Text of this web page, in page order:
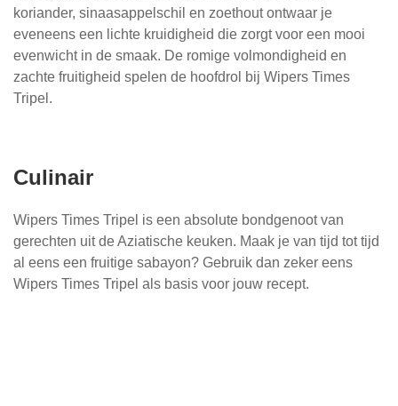
koriander, sinaasappelschil en zoethout ontwaar je
eveneens een lichte kruidigheid die zorgt voor een mooi
evenwicht in de smaak. De romige volmondigheid en
zachte fruitigheid spelen de hoofdrol bij Wipers Times
Tripel.
Culinair
Wipers Times Tripel is een absolute bondgenoot van
gerechten uit de Aziatische keuken. Maak je van tijd tot tijd
al eens een fruitige sabayon? Gebruik dan zeker eens
Wipers Times Tripel als basis voor jouw recept.